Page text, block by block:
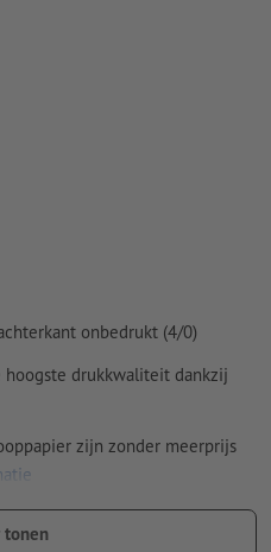
v3 FOGRA52) voor
onbedrukt (4/0)
drukkwaliteit dankzij
zijn zonder meerprijs
tonen